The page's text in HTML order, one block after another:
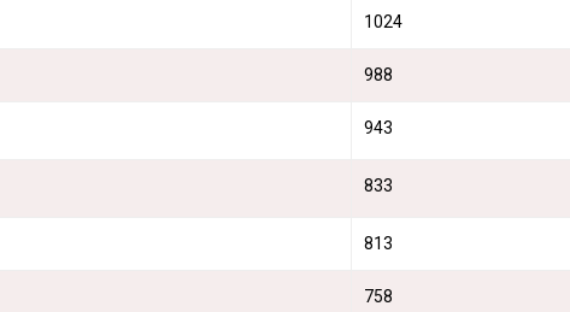
1024
988
943
833
813
758